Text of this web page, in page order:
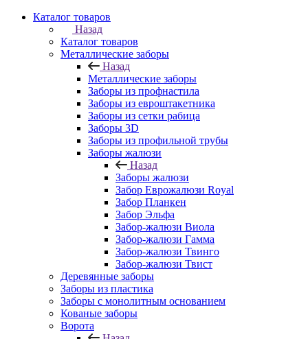
Каталог товаров
Назад
Каталог товаров
Металлические заборы
Назад
Металлические заборы
Заборы из профнастила
Заборы из евроштакетника
Заборы из сетки рабица
Заборы 3D
Заборы из профильной трубы
Заборы жалюзи
Назад
Заборы жалюзи
Забор Еврожалюзи Royal
Забор Планкен
Забор Эльфа
Забор-жалюзи Виола
Забор-жалюзи Гамма
Забор-жалюзи Твинго
Забор-жалюзи Твист
Деревянные заборы
Заборы из пластика
Заборы с монолитным основанием
Кованые заборы
Ворота